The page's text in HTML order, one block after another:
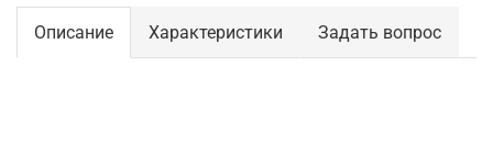
Описание Характеристики Задать вопрос